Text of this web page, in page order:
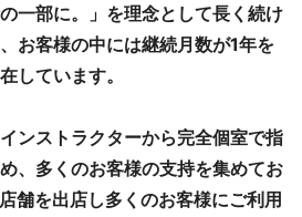
一部に。」を理念として長く続け
お客様の中には継続月数が1年を
しています。
ンストラクターから完全個室で指
、多くのお客様の支持を集めてお
舗を出店し多くのお客様にご利用